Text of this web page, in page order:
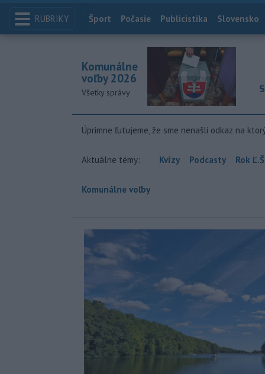
RUBRIKY Index
Šport Počasie Publicistika Slovensko
Komunálne
voľby 2026
Všetky správy
Úprimne ľutujeme, že sme nenašli odkaz na
Aktuálne témy: Kvízy Podcasty Rok
Komunálne voľby